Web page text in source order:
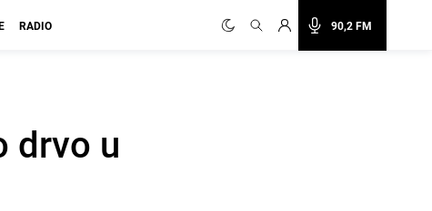
90,2 FM
RADIO
drvo u